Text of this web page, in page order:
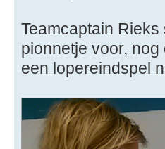
Teamcaptain
pionnetje voor,
een lopereindspel